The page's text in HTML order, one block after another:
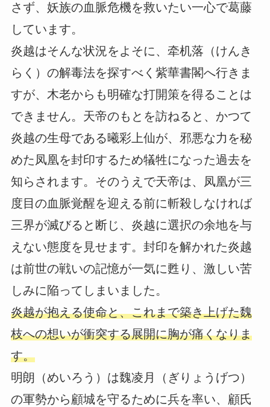
さず、妖族の血脈危機を救いたい一心で葛藤
しています。
炎越はそんな状況をよそに、牵机落（けんき
らく）の解毒法を探すべく紫華書閣へ行きま
すが、木老からも明確な打開策を得ることは
できません。天帝のもとを訪ねると、かつて
炎越の生母である曦彩上仙が、邪悪な力を秘
めた凤凰を封印するため犠牲になった過去を
知らされます。そのうえで天帝は、凤凰が三
度目の血脈覚醒を迎える前に斬殺しなければ
三界が滅びると断じ、炎越に選択の余地を与
えない態度を見せます。封印を解かれた炎越
は前世の戦いの記憶が一気に甦り、激しい苦
しみに陥ってしまいました。
炎越が抱える使命と、これまで築き上げた魏
枝への想いが衝突する展開に胸が痛くなりま
す。
明朗（めいろう）は魏凌月（ぎりょうげつ）
の軍勢から顧城を守るために兵を率い、顧氏